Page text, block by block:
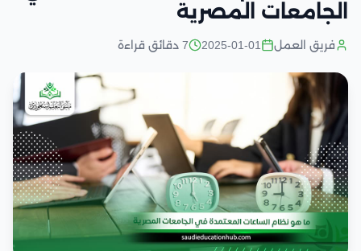
الجامعات المصرية
فريق العمل 2025-01-01 7 دقائق قراءة